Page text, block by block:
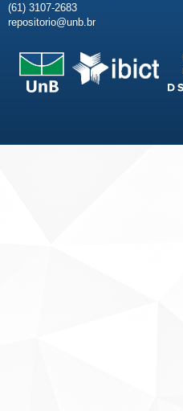
(61) 3107-2683
repositorio@unb.br